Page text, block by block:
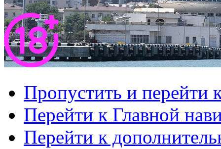
Пропустить и перейти
Перейти к Главной
Перейти к